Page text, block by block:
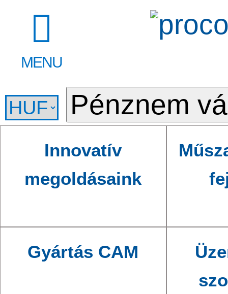
MENU
Innovatív
megoldásaink
Gyártás CAM